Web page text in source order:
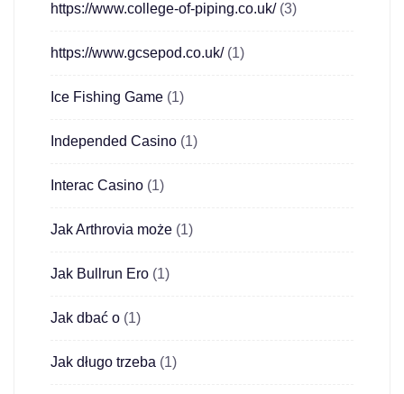
https://www.college-of-piping.co.uk/(3)
https://www.gcsepod.co.uk/(1)
Ice Fishing Game (1)
Independed Casino (1)
Interac Casino (1)
Jak Arthrovia może (1)
Jak Bullrun Ero (1)
Jak dbać o (1)
Jak długo trzeba (1)